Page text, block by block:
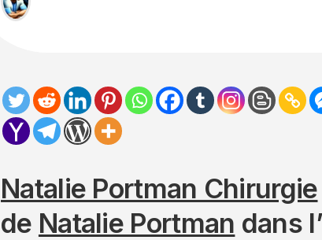
Natalie Portman Chirurgie
de Natalie Portman dans